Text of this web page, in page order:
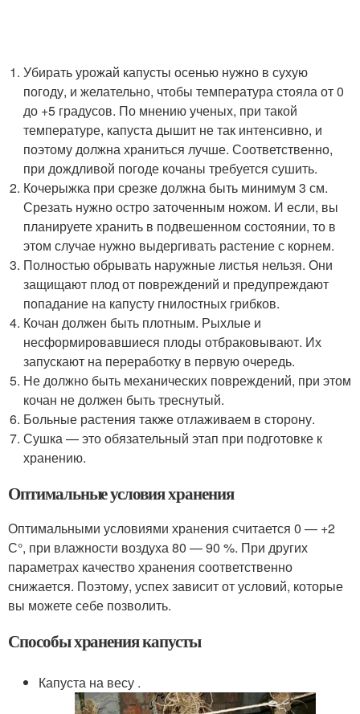
Убирать урожай капусты осенью нужно в сухую
погоду, и желательно, чтобы температура стояла от 0
до +5 градусов. По мнению ученых, при такой
температуре, капуста дышит не так интенсивно, и
поэтому должна храниться лучше. Соответственно,
при дождливой погоде кочаны требуется сушить.
Кочерыжка при срезке должна быть минимум 3 см.
Срезать нужно остро заточенным ножом. И если, вы
планируете хранить в подвешенном состоянии, то в
этом случае нужно выдергивать растение с корнем.
Полностью обрывать наружные листья нельзя. Они
защищают плод от повреждений и предупреждают
попадание на капусту гнилостных грибков.
Кочан должен быть плотным. Рыхлые и
несформировавшиеся плоды отбраковывают. Их
запускают на переработку в первую очередь.
Не должно быть механических повреждений, при этом
кочан не должен быть треснутый.
Больные растения также отлаживаем в сторону.
Сушка — это обязательный этап при подготовке к
хранению.
Оптимальные условия хранения
Оптимальными условиями хранения считается 0 — +2
С°, при влажности воздуха 80 — 90 %. При других
параметрах качество хранения соответственно
снижается. Поэтому, успех зависит от условий, которые
вы можете себе позволить.
Способы хранения капусты
Капуста на весу .